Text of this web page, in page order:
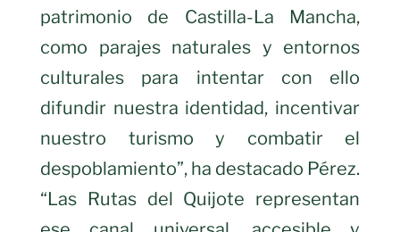
patrimonio de Castilla-La Mancha,
como parajes naturales y entornos
culturales para intentar con ello
difundir nuestra identidad, incentivar
nuestro turismo y combatir el
despoblamiento”, ha destacado Pérez.
“Las Rutas del Quijote representan